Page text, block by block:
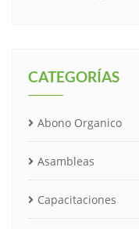
CATEGORÍAS
Abono Organico
Asambleas
Capacitaciones